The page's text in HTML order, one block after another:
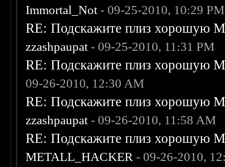
Immortal_Not - 09-25-2010, 10:29 PM
RE: Подскажите плиз хорошую
zzashpaupat - 09-25-2010, 11:31 PM
RE: Подскажите плиз хорошую
09-26-2010, 12:30 AM
RE: Подскажите плиз хорошую
zzashpaupat - 09-26-2010, 11:58 AM
RE: Подскажите плиз хорошую
METALL_HACKER - 09-26-2010,